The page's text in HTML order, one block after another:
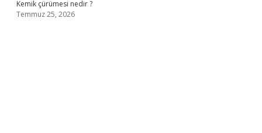
Kemik çürümesi nedir ?
Temmuz 25, 2026